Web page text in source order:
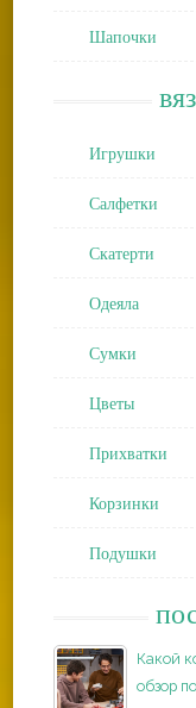
Шапочки
Игрушки
Салфетки
Скатерти
Одеяла
Сумки
Цветы
Прихватки
Корзинки
Подушки
Какой
обзор